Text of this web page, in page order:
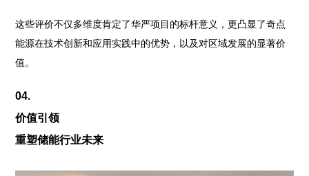
这些评价不仅多维度肯定了华严项目的标杆意义，更凸显了奇点
能源在技术创新和应用实践中的优势，以及对区域发展的显著价
值。
04.
价值引领
重塑储能行业未来